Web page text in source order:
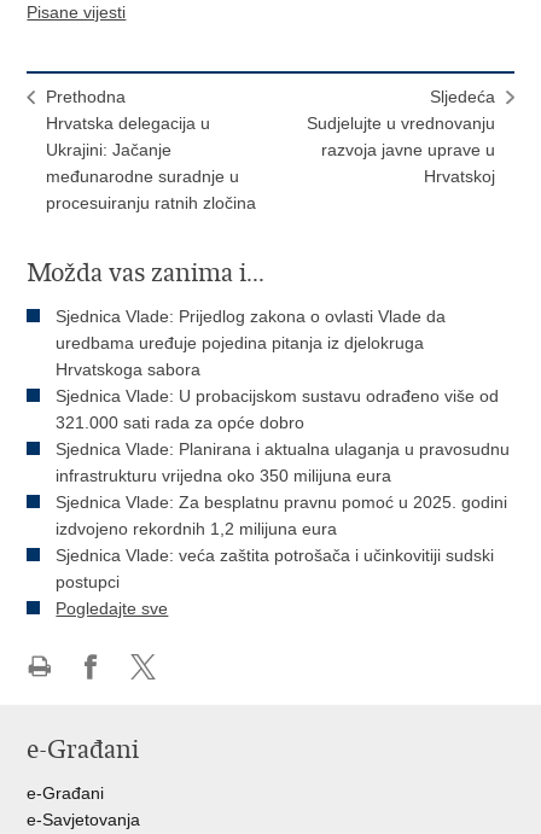
Pisane vijesti
Prethodna
Hrvatska delegacija u
Ukrajini: Jačanje
međunarodne suradnje u
procesuiranju ratnih zločina
Sljedeća
Sudjelujte u vrednovanju
razvoja javne uprave u
Hrvatskoj
Možda vas zanima i...
Sjednica Vlade: Prijedlog zakona o ovlasti Vlade da
uredbama uređuje pojedina pitanja iz djelokruga
Hrvatskoga sabora
Sjednica Vlade: U probacijskom sustavu odrađeno više od
321.000 sati rada za opće dobro
Sjednica Vlade: Planirana i aktualna ulaganja u pravosudnu
infrastrukturu vrijedna oko 350 milijuna eura
Sjednica Vlade: Za besplatnu pravnu pomoć u 2025. godini
izdvojeno rekordnih 1,2 milijuna eura
Sjednica Vlade: veća zaštita potrošača i učinkovitiji sudski
postupci
Pogledajte sve
FacebookuTwitteru
e-Građani
e-Građani
e-Savjetovanja